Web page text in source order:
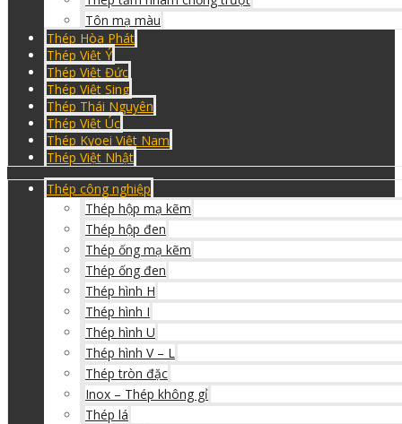
Tôn mạ màu
Thép Hòa Phát
Thép Việt Ý
Thép Việt Đức
Thép Việt Sing
Thép Thái Nguyên
Thép Việt Úc
Thép Kyoei Việt Nam
Thép Việt Nhật
Thép công nghiệp
Thép hộp mạ kẽm
Thép hộp đen
Thép ống mạ kẽm
Thép ống đen
Thép hình H
Thép hình I
Thép hình U
Thép hình V – L
Thép tròn đặc
Inox – Thép không gỉ
Thép lá